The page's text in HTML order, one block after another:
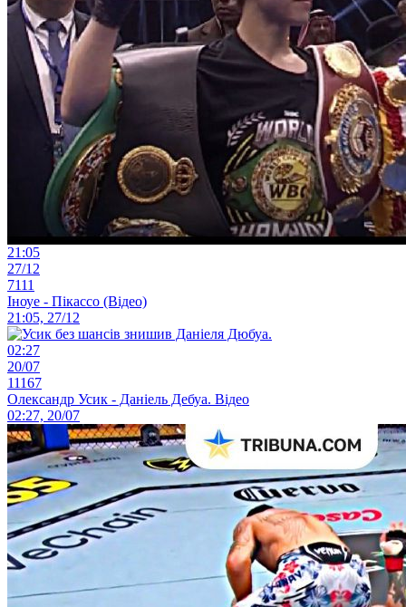
21:05
27/12
7111
Іноуе - Пікассо (Відео)
21:05, 27/12
02:27
20/07
11167
Олександр Усик - Даніель Дебуа. Відео
02:27, 20/07